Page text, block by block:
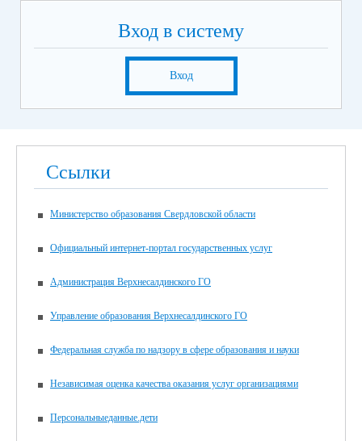
Вход в систему
Вход
Ссылки
Министерство образования Свердловской области
Официальный интернет-портал государственных услуг
Администрация Верхнесалдинского ГО
Управление образования Верхнесалдинского ГО
Федеральная служба по надзору в сфере образования и науки
Независимая оценка качества оказания услуг организациями
Персональныеданные.дети